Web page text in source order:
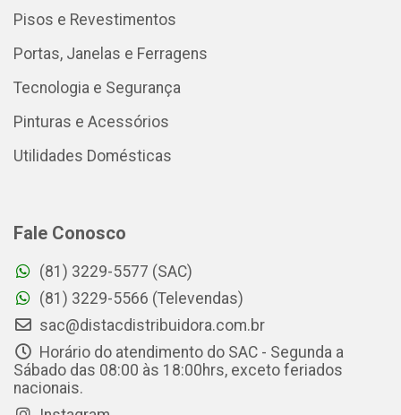
Pisos e Revestimentos
Portas, Janelas e Ferragens
Tecnologia e Segurança
Pinturas e Acessórios
Utilidades Domésticas
Fale Conosco
(81) 3229-5577 (SAC)
(81) 3229-5566 (Televendas)
sac@distacdistribuidora.com.br
Horário do atendimento do SAC - Segunda a
Sábado das 08:00 às 18:00hrs, exceto feriados
nacionais.